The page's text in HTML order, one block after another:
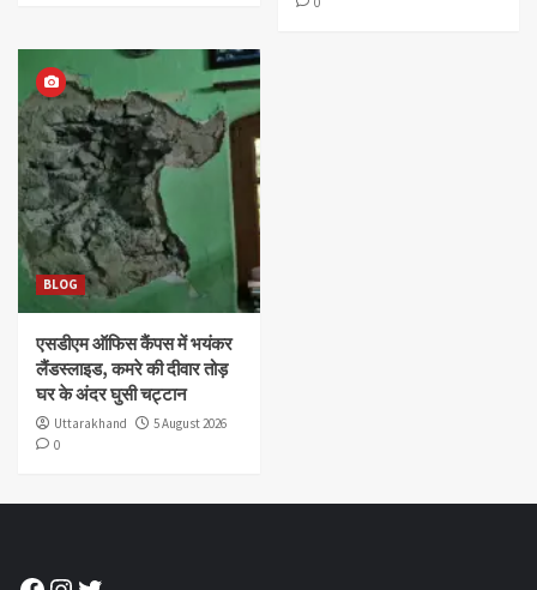
BLOG
एसडीएम ऑफिस कैंपस में भयंकर
लैंडस्लाइड, कमरे की दीवार तोड़
घर के अंदर घुसी चट्टान
Uttarakhand
5 August 2026
0